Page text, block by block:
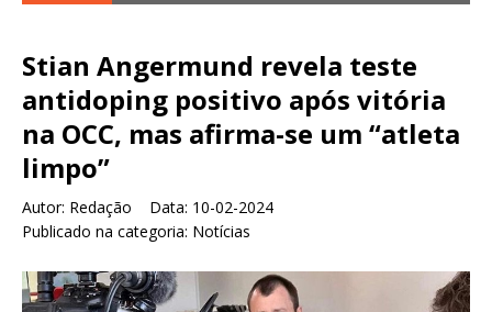
Stian Angermund revela teste
antidoping positivo após vitória
na OCC, mas afirma-se um “atleta
limpo”
Autor: Redação Data: 10-02-2024
Publicado na categoria: Notícias